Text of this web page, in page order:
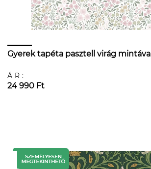
Gyerek tapéta pasztell virág mintával
ÁR:
24 990 Ft